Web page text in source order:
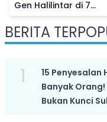
Gen Halilintar di 7
Bulanan Aurel
Hermansyah, Netizen
Bandingkan
BERITA
1
15
Banyak
Bukan Kunci